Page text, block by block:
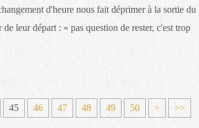
d'heure nous fait déprimer à la sortie du
leur départ : « pas question de rester, c'est trop
45 46 47 48 49 50
6
> >>